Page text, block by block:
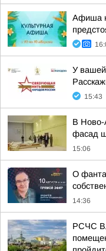
Афиша
У вашей
15:43
В Ново-
фасад
15:06
О
14:36
РСЧС